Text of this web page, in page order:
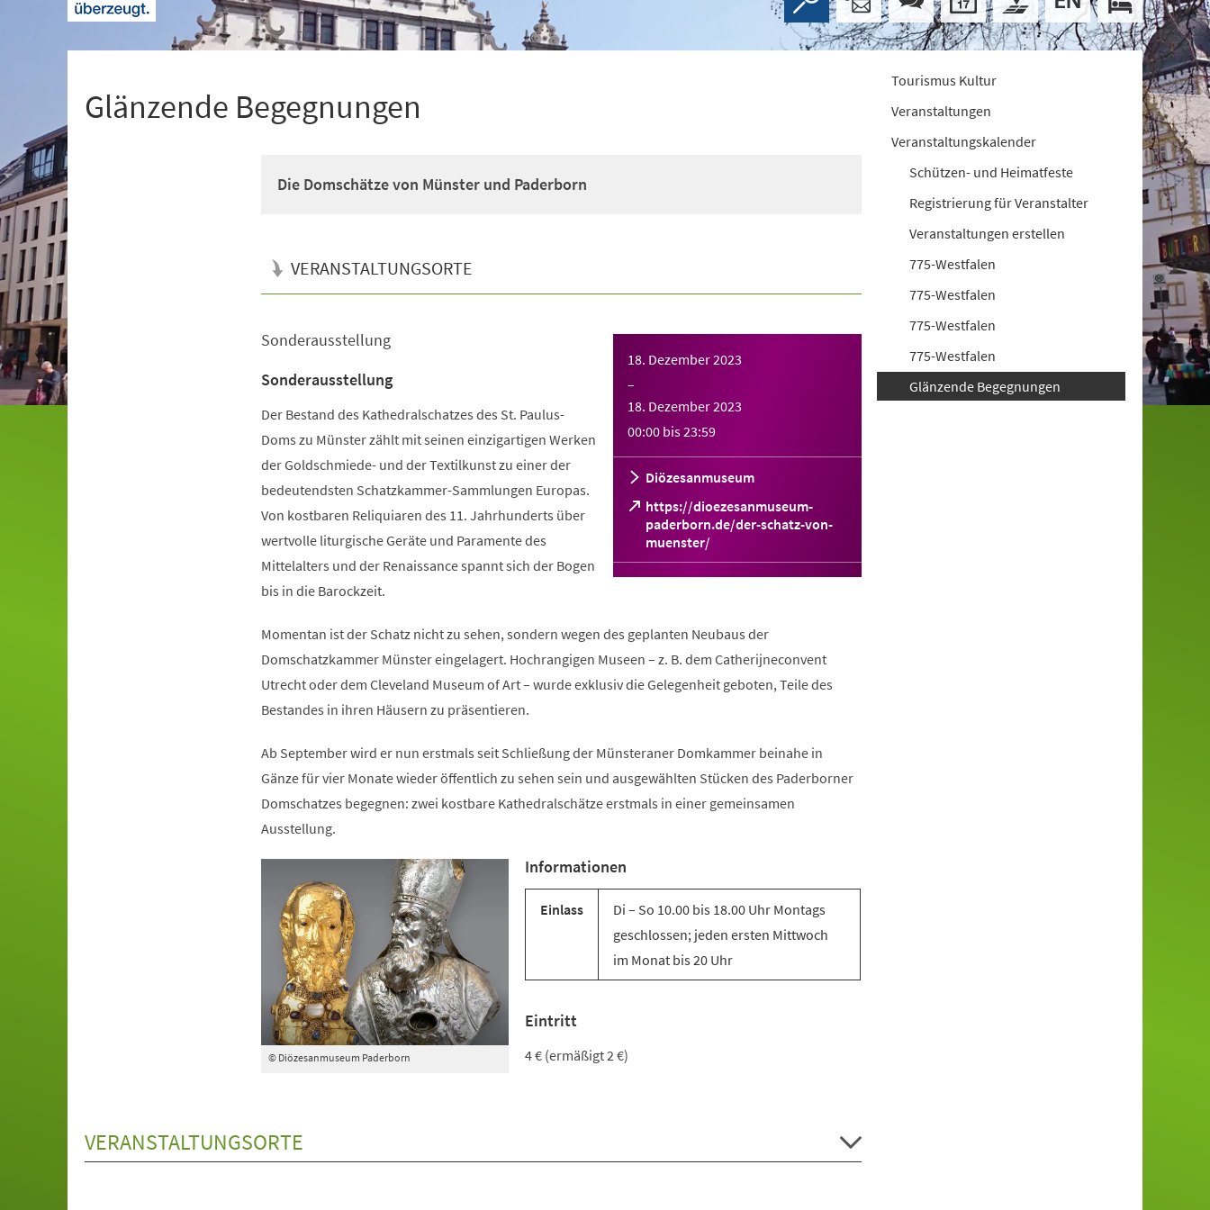
Glänzende Begegnungen
Die Domschätze von Münster und Paderborn
VERANSTALTUNGSORTE
18. Dezember 2023
–
18. Dezember 2023
00:00 bis23:59
Diözesanmuseum
https://dioezesanmuseum-
paderborn.de/der-schatz-von-
muenster/
(Öffnet
in
einem
Sonderausstellung
Sonderausstellung
Der Bestand des Kathedralschatzes des St. Paulus-
Doms zu Münster zählt mit seinen einzigartigen Werken
der Goldschmiede- und der Textilkunst zu einer der
bedeutendsten Schatzkammer-Sammlungen Europas.
Von kostbaren Reliquiaren des 11. Jahrhunderts über
wertvolle liturgische Geräte und Paramente des
Mittelalters und der Renaissance spannt sich der Bogen
bis in die Barockzeit.
Momentan ist der Schatz nicht zu sehen, sondern wegen des geplanten Neubaus der
Domschatzkammer Münster eingelagert. Hochrangigen Museen – z. B. dem Catherijneconvent
Utrecht oder dem Cleveland Museum of Art – wurde exklusiv die Gelegenheit geboten, Teile des
Bestandes in ihren Häusern zu präsentieren.
Ab September wird er nun erstmals seit Schließung der Münsteraner Domkammer beinahe in
Gänze für vier Monate wieder öffentlich zu sehen sein und ausgewählten Stücken des Paderborner
Domschatzes begegnen: zwei kostbare Kathedralschätze erstmals in einer gemeinsamen
Ausstellung.
© Diözesanmuseum Paderborn
Informationen
Einlass
Di – So 10.00 bis 18.00 Uhr Montags
geschlossen; jeden ersten Mittwoch
im Monat bis 20 Uhr
Eintritt
4 € (ermäßigt 2 €)
VERANSTALTUNGSORTE
Tourismus Kultur
Veranstaltungen
Veranstaltungskalender
Schützen- und Heimatfeste
Registrierung für Veranstalter
Veranstaltungen erstellen
775-Westfalen
775-Westfalen
775-Westfalen
775-Westfalen
Glänzende Begegnungen